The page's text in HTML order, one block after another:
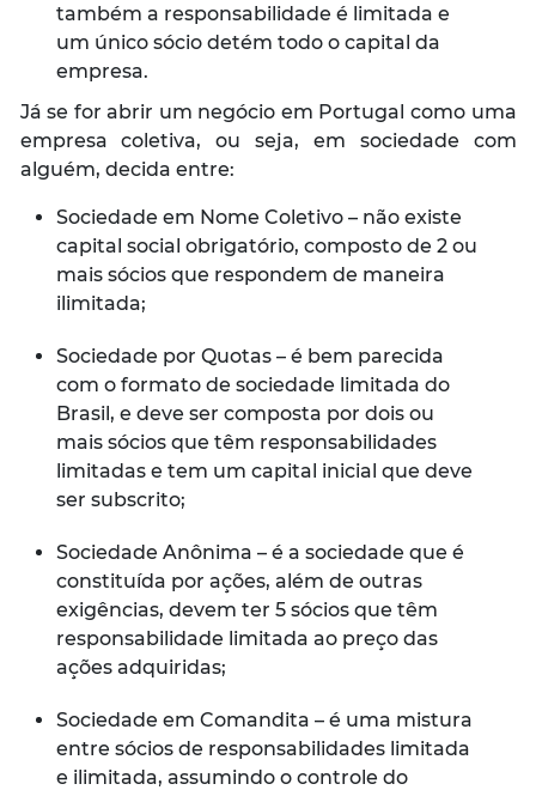
também a responsabilidade é limitada e
um único sócio detém todo o capital da
empresa.
Já se for abrir um negócio em Portugal como uma
empresa coletiva, ou seja, em sociedade com
alguém, decida entre:
Sociedade em Nome Coletivo – não existe
capital social obrigatório, composto de 2 ou
mais sócios que respondem de maneira
ilimitada;
Sociedade por Quotas – é bem parecida
com o formato de sociedade limitada do
Brasil, e deve ser composta por dois ou
mais sócios que têm responsabilidades
limitadas e tem um capital inicial que deve
ser subscrito;
Sociedade Anônima – é a sociedade que é
constituída por ações, além de outras
exigências, devem ter 5 sócios que têm
responsabilidade limitada ao preço das
ações adquiridas;
Sociedade em Comandita – é uma mistura
entre sócios de responsabilidades limitada
e ilimitada, assumindo o controle do